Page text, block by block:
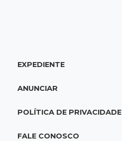
EXPEDIENTE
ANUNCIAR
POLÍTICA DE PRIVACIDADE
FALE CONOSCO